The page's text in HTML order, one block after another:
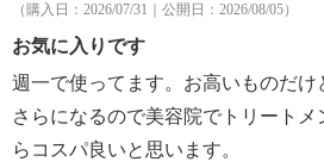
（購入日：2026/07/31｜公開日：2026/08/05）
お気に入りです
週一で使ってます。お高いものだけ
さらになるので美容院でトリートメ
らコスパ良いと思います。